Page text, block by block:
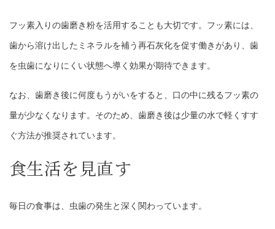
フッ素入りの歯磨き粉を活用することも大切です。フッ素には、
歯から溶け出したミネラルを補う再石灰化を促す働きがあり、歯
を虫歯になりにくい状態へ導く効果が期待できます。
なお、歯磨き後に何度もうがいをすると、口の中に残るフッ素の
量が少なくなります。そのため、歯磨き後は少量の水で軽くすす
ぐ方法が推奨されています。
食生活を見直す
毎日の食事は、虫歯の発生と深く関わっています。